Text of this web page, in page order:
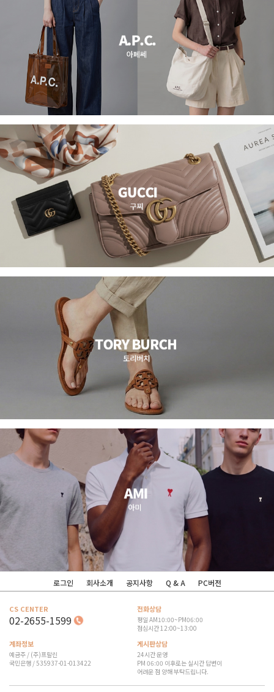
로그인 회사소개 공지사항 Q & A PC버전
CS CENTER
02-2655-1599
전화상담
평일 AM10:00~PM06:00
점심시간 12:00~13:00
계좌정보
예금주 / (주)프랄린
국민은행 / 535937-01-013422
게시판상담
24시간 운영
PM 06:00 이후로는 실시간 답변이
어려운 점 양해 부탁드립니다.